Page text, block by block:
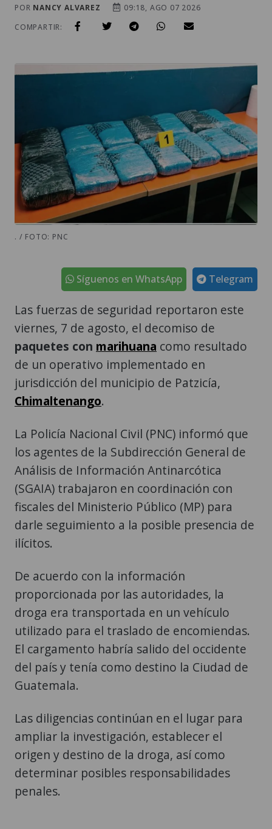
POR NANCY ALVAREZ
09:18, AGO 07 2026
COMPARTIR:
. / FOTO: PNC
Telegram
Síguenos en WhatsApp
Las fuerzas de seguridad reportaron este
viernes, 7 de agosto, el decomiso de
paquetes con marihuana como resultado
de un operativo implementado en
jurisdicción del municipio de Patzicía,
Chimaltenango.
La Policía Nacional Civil (PNC) informó que
los agentes de la Subdirección General de
Análisis de Información Antinarcótica
(SGAIA) trabajaron en coordinación con
fiscales del Ministerio Público (MP) para
darle seguimiento a la posible presencia de
ilícitos.
De acuerdo con la información
proporcionada por las autoridades, la
droga era transportada en un vehículo
utilizado para el traslado de encomiendas.
El cargamento habría salido del occidente
del país y tenía como destino la Ciudad de
Guatemala.
Las diligencias continúan en el lugar para
ampliar la investigación, establecer el
origen y destino de la droga, así como
determinar posibles responsabilidades
penales.